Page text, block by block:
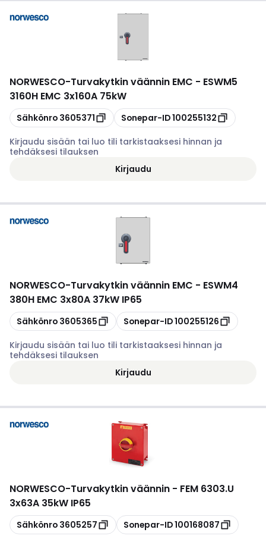
NORWESCO-Turvakytkin väännin EMC - ESWM5
3160H EMC 3x160A 75kW
Kopioi
Sähkönro 3605371 Kopioi
Sonepar-ID100255132
Kirjaudu sisään tai luo tili tarkistaaksesi hinnan ja
tehdäksesi tilauksen
Kirjaudu
NORWESCO-Turvakytkin väännin EMC - ESWM4
380H EMC 3x80A 37kW IP65
Kopioi
Sähkönro 3605365 Kopioi
Sonepar-ID100255126
Kirjaudu sisään tai luo tili tarkistaaksesi hinnan ja
tehdäksesi tilauksen
Kirjaudu
NORWESCO-Turvakytkin väännin - FEM 6303.U
3x63A 35kW IP65
Kopioi
Sähkönro 3605257 Kopioi
Sonepar-ID100168087